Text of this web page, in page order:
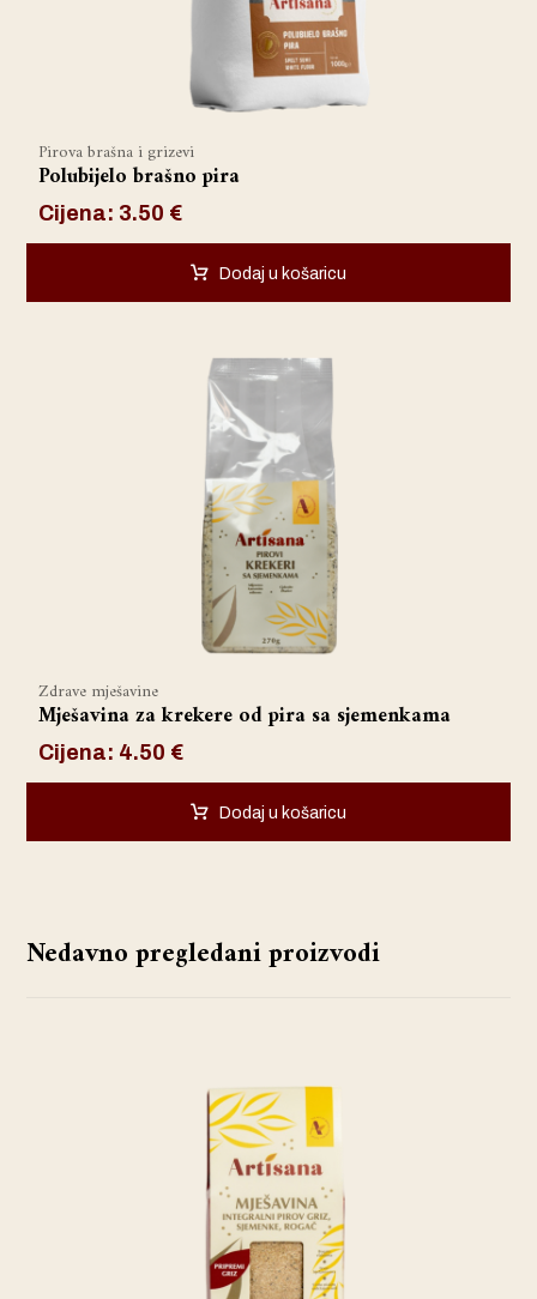
Polubijelo brašno pira
Pirova brašna i grizevi
Cijena: 3.50 €
Dodaj u košaricu
Mješavina za krekere od pira sa sjemenkama
Zdrave mješavine
Cijena: 4.50 €
Dodaj u košaricu
Nedavno pregledani proizvodi